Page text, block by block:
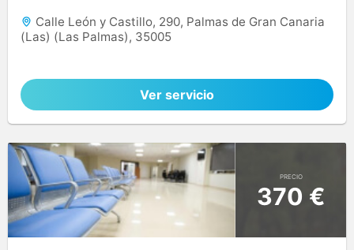
Calle León y Castillo, 290, Palmas de Gran Canaria
(Las) (Las Palmas), 35005
Ver servicio
PRECIO
370 €